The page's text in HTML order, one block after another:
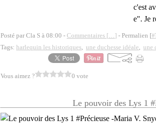
c'est
e". Je
Posté par Cla S à 08:00 - Commentaires […] - Permalien [#
Tags: harlequin les historiques, une duchesse idéale, une
Vous aimez ? 0 vote
Le pouvoir des Lys 1